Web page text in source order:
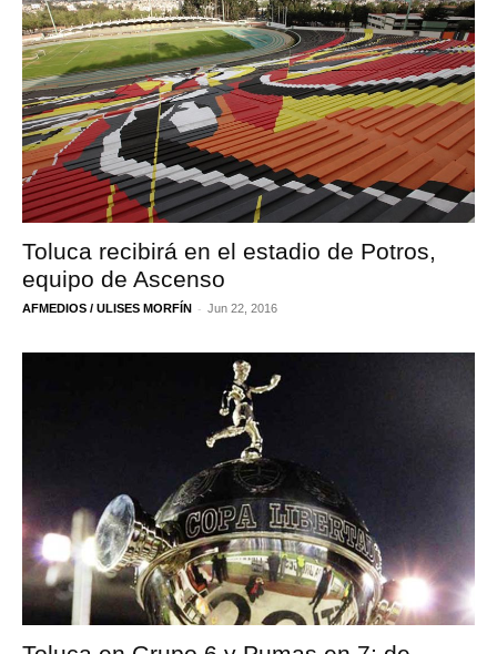
Toluca recibirá en el estadio de Potros,
equipo de Ascenso
AFMEDIOS / ULISES MORFÍN - Jun 22, 2016